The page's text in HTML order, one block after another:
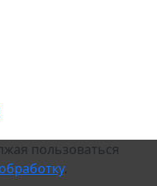
пользоваться
.